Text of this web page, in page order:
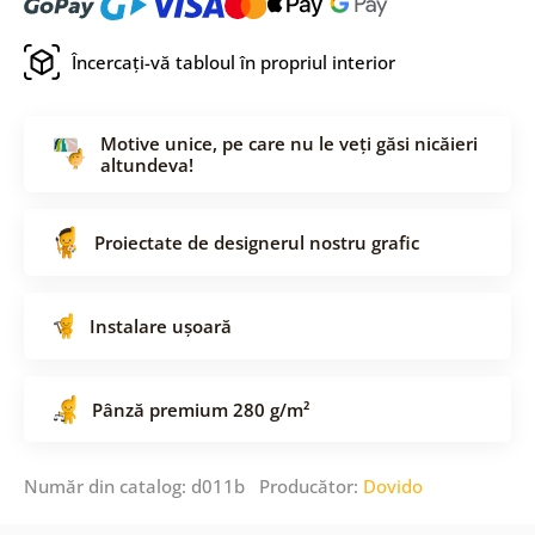
Încercați-vă tabloul în propriul interior
Motive unice, pe care nu le veți găsi nicăieri
altundeva!
Proiectate de designerul nostru grafic
Instalare ușoară
Pânză premium 280 g/m²
Număr din catalog: d011b Producător: Dovido